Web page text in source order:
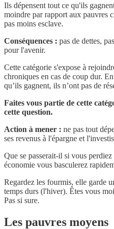
Ils dépensent tout ce qu'ils
moindre par rapport aux pauvres
pas moins esclave.
Conséquences : pas de dettes,
pour l'avenir.
Cette catégorie s'expose à
chroniques en cas de coup dur.
qu’ils gagnent, ils n’ont pas de
Faites vous partie de cette
cette question.
Action à mener : ne pas tout
ses revenus à l'épargne et
Que se passerait-il si vous
économie vous basculerez
Regardez les fourmis, elle garde
temps durs (l'hiver). Êtes vous
Pas si sure.
Les pauvres moyens